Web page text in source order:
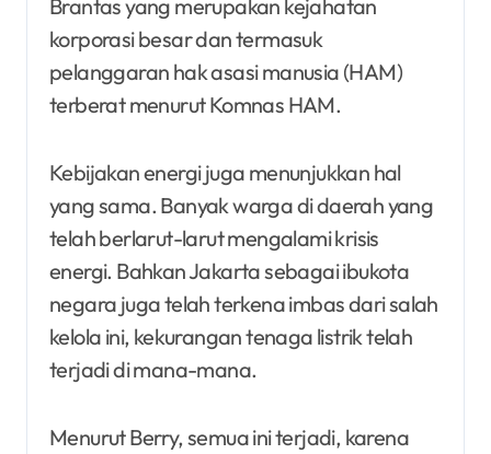
Brantas yang merupakan kejahatan
korporasi besar dan termasuk
pelanggaran hak asasi manusia (HAM)
terberat menurut Komnas HAM.
Kebijakan energi juga menunjukkan hal
yang sama. Banyak warga di daerah yang
telah berlarut-larut mengalami krisis
energi. Bahkan Jakarta sebagai ibukota
negara juga telah terkena imbas dari salah
kelola ini, kekurangan tenaga listrik telah
terjadi di mana-mana.
Menurut Berry, semua ini terjadi, karena